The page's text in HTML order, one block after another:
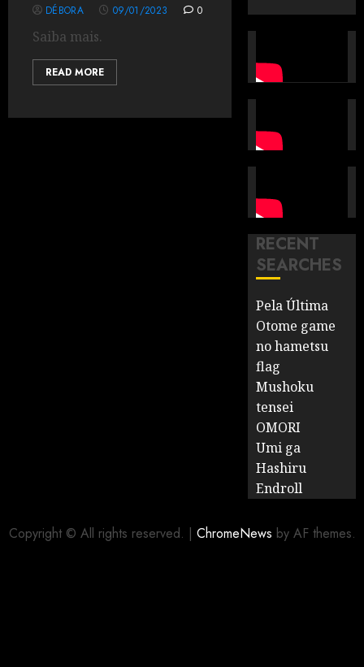
DÉBORA 09/01/2023 0
Saiba mais.
READ MORE
RECENT
SEARCHES
Pela Última
Otome game
no hametsu
flag
Mushoku
tensei
OMORI
Umi ga
Hashiru
Endroll
Copyright © All rights reserved. | ChromeNews by AF themes.